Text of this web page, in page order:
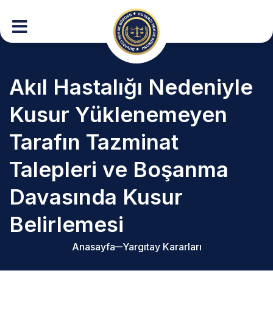
Akıl Hastalığı Nedeniyle
Kusur Yüklenemeyen
Tarafın Tazminat
Talepleri ve Boşanma
Davasında Kusur
Belirlemesi
Anasayfa Yargıtay Kararları